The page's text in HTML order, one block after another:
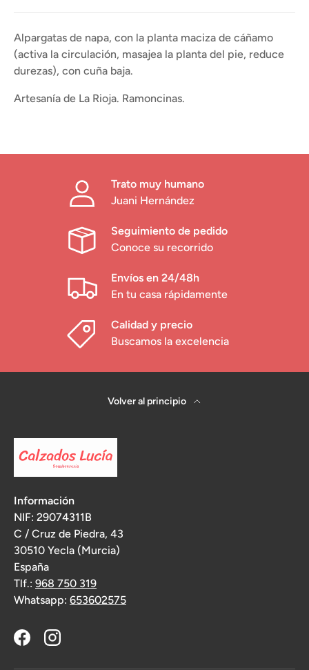
Alpargatas de napa, con la planta maciza de cáñamo
(activa la circulación, masajea la planta del pie, reduce
durezas), con cuña baja.
Artesanía de La Rioja. Ramoncinas.
Trato muy humano
Juani Hernández
Seguimiento de pedido
Conoce su recorrido
Envíos en 24/48h
En tu casa rápidamente
Calidad y precio
Buscamos la excelencia
Volver al principio
Información
NIF: 29074311B
C / Cruz de Piedra, 43
30510 Yecla (Murcia)
España
Tlf.: 968 750 319
Whatsapp: 653602575
FacebookInstagram